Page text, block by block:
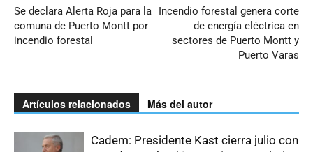
Se declara Alerta Roja para la
comuna de Puerto Montt por
incendio forestal
Incendio forestal genera corte
de energía eléctrica en
sectores de Puerto Montt y
Puerto Varas
Artículos relacionados Más del autor
Cadem: Presidente Kast cierra julio con